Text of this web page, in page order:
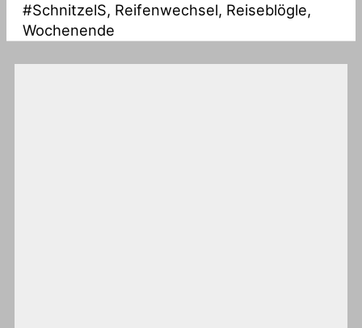
#SchnitzelS, Reifenwechsel, Reiseblögle,
Wochenende